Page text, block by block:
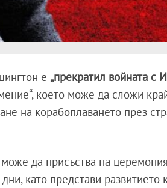
е„прекратил войната с
което може да сложи
на корабоплаването през
да присъства на
като представи развитието